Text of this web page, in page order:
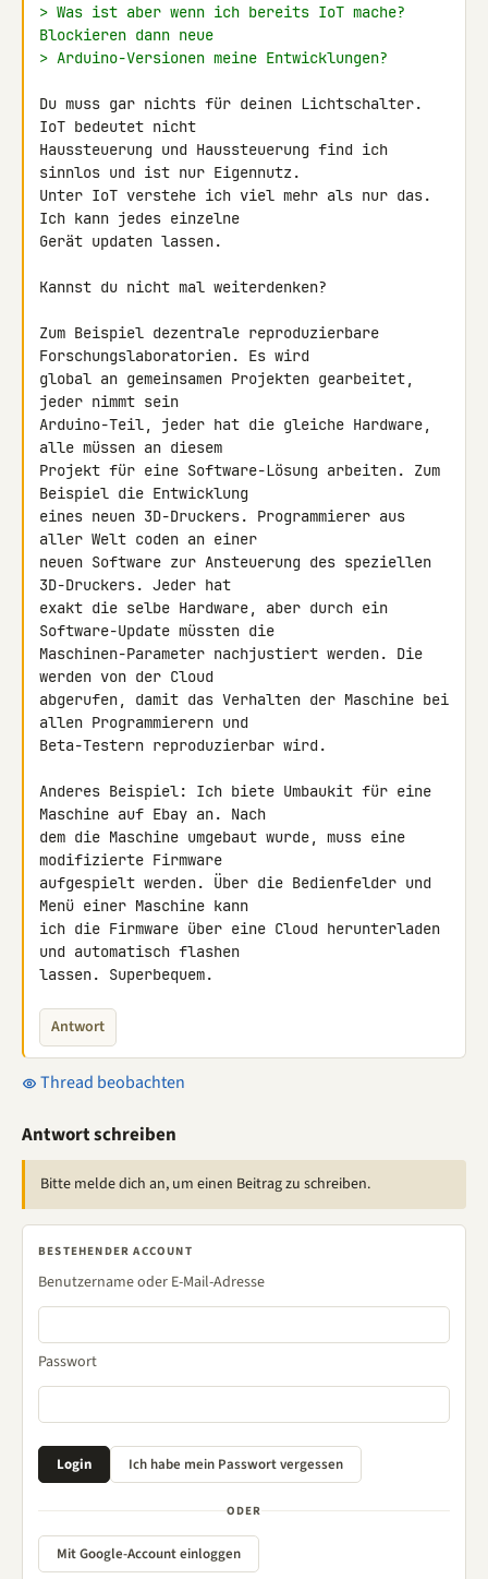
> Was ist aber wenn ich bereits IoT mache?
Blockieren dann neue
> Arduino-Versionen meine Entwicklungen?
Du muss gar nichts für deinen Lichtschalter.
IoT bedeutet nicht
Haussteuerung und Haussteuerung find ich
sinnlos und ist nur Eigennutz.
Unter IoT verstehe ich viel mehr als nur das.
Ich kann jedes einzelne
Gerät updaten lassen.
Kannst du nicht mal weiterdenken?
Zum Beispiel dezentrale reproduzierbare
Forschungslaboratorien. Es wird
global an gemeinsamen Projekten gearbeitet,
jeder nimmt sein
Arduino-Teil, jeder hat die gleiche Hardware,
alle müssen an diesem
Projekt für eine Software-Lösung arbeiten. Zum
Beispiel die Entwicklung
eines neuen 3D-Druckers. Programmierer aus
aller Welt coden an einer
neuen Software zur Ansteuerung des speziellen
3D-Druckers. Jeder hat
exakt die selbe Hardware, aber durch ein
Software-Update müssten die
Maschinen-Parameter nachjustiert werden. Die
werden von der Cloud
abgerufen, damit das Verhalten der Maschine bei
allen Programmierern und
Beta-Testern reproduzierbar wird.
Anderes Beispiel: Ich biete Umbaukit für eine
Maschine auf Ebay an. Nach
dem die Maschine umgebaut wurde, muss eine
modifizierte Firmware
aufgespielt werden. Über die Bedienfelder und
Menü einer Maschine kann
ich die Firmware über eine Cloud herunterladen
und automatisch flashen
lassen. Superbequem.
Antwort
Thread beobachten
Antwort schreiben
Bitte melde dich an, um einen Beitrag zu schreiben.
BESTEHENDER ACCOUNT
Benutzername oder E-Mail-Adresse
Passwort
ODER
Mit Google-Account einloggen